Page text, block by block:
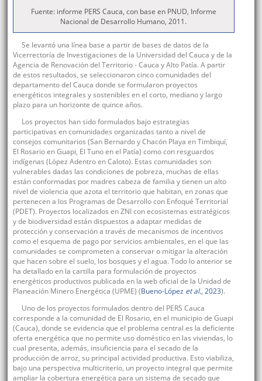
Fuente: informe PERS Cauca, con base en PNUD, Informe
Nacional de Desarrollo Humano, 2011.
Se levantó una línea base a partir de bases de datos de la
Vicerrectoría de Investigaciones de la Universidad del Cauca y de la
Agencia de Renovación del Territorio - Cauca y Alto Patía. A partir
de estos resultados, se seleccionaron cinco comunidades del
departamento del Cauca donde se formularon proyectos
energéticos integrales y sostenibles en el corto, mediano y largo
plazo para un horizonte de quince años.
Los proyectos han sido formulados bajo estrategias
participativas en comunidades organizadas tanto a nivel de
consejos comunitarios (San Bernardo y Chacón Playa en Timbiquí,
El Rosario en Guapi, El Tuno en el Patía) como con resguardos
indígenas (López Adentro en Caloto). Estas comunidades son
vulnerables dadas las condiciones de pobreza, muchas de ellas
están conformadas por madres cabeza de familia y tienen un alto
nivel de violencia que azota el territorio que habitan, en zonas que
pertenecen a los Programas de Desarrollo con Enfoqué Territorial
(PDET). Proyectos localizados en ZNI con ecosistemas estratégicos
y de biodiversidad están dispuestos a adaptar medidas de
protección y conservación a través de mecanismos de incentivos
como el esquema de pago por servicios ambientales, en el que las
comunidades se comprometen a conservar o mitigar la alteración
que hacen sobre el suelo, los bosques y el agua. Todo lo anterior se
ha detallado en la cartilla para formulación de proyectos
energéticos productivos publicada en la web oficial de la Unidad de
Planeación Minero Energética (UPME) (Bueno-López et al., 2023).
Uno de los proyectos formulados dentro del PERS Cauca
corresponde a la comunidad de El Rosario, en el municipio de Guapi
(Cauca), donde se evidencia que el problema central es la deficiente
oferta energética que no permite uso doméstico en las viviendas, lo
cual presenta, además, insuficiencia para el secado de la
producción de arroz, su principal actividad productiva. Esto viabiliza,
bajo una perspectiva multicriterio, un proyecto integral que permite
ampliar la cobertura energética para un sistema de secado que